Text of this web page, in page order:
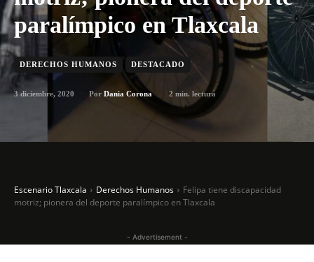
paralímpico en Tlaxcala
DERECHOS HUMANOS DESTACADO
3 diciembre, 2020 Por Dania Corona 2 min. lectura
Escenario Tlaxcala Derechos Humanos
Felipa tiene discapacidad
motriz; pionera del deporte paralímpico en Tlaxcala
- Advertisement -